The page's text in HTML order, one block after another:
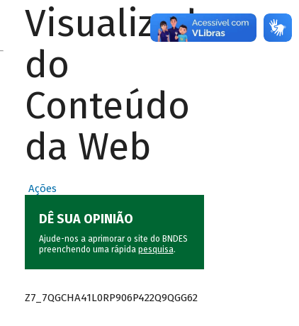
Visualizador
do
Conteúdo
da Web
Ações
DÊ SUA OPINIÃO
Ajude-nos a aprimorar o site do BNDES
preenchendo uma rápida pesquisa.
Z7_7QGCHA41L0RP906P422Q9QGG62